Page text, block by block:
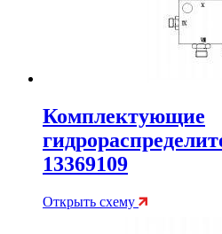
Комплектующие
13369109
Открыть схему